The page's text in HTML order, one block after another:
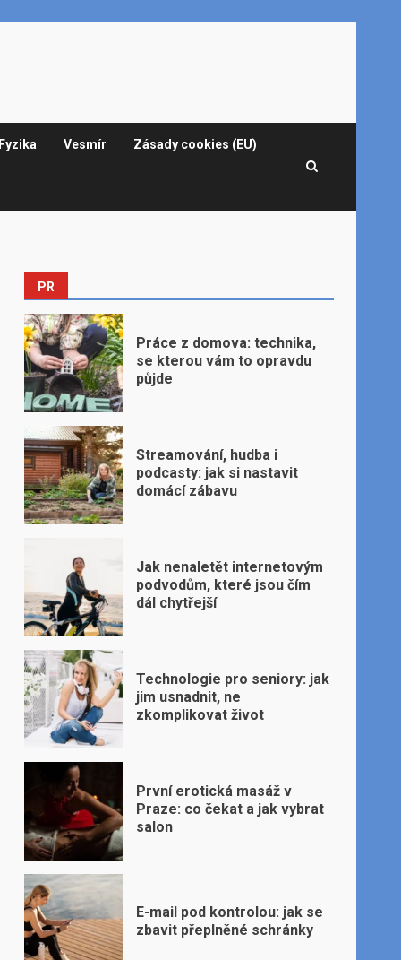
Fyzika Vesmír Zásady cookies (EU)
PR
Práce z domova: technika,
se kterou vám to opravdu
půjde
Streamování, hudba i
podcasty: jak si nastavit
domácí zábavu
Jak nenaletět internetovým
podvodům, které jsou čím
dál chytřejší
Technologie pro seniory: jak
jim usnadnit, ne
zkomplikovat život
První erotická masáž v
Praze: co čekat a jak vybrat
salon
E-mail pod kontrolou: jak se
zbavit přeplněné schránky